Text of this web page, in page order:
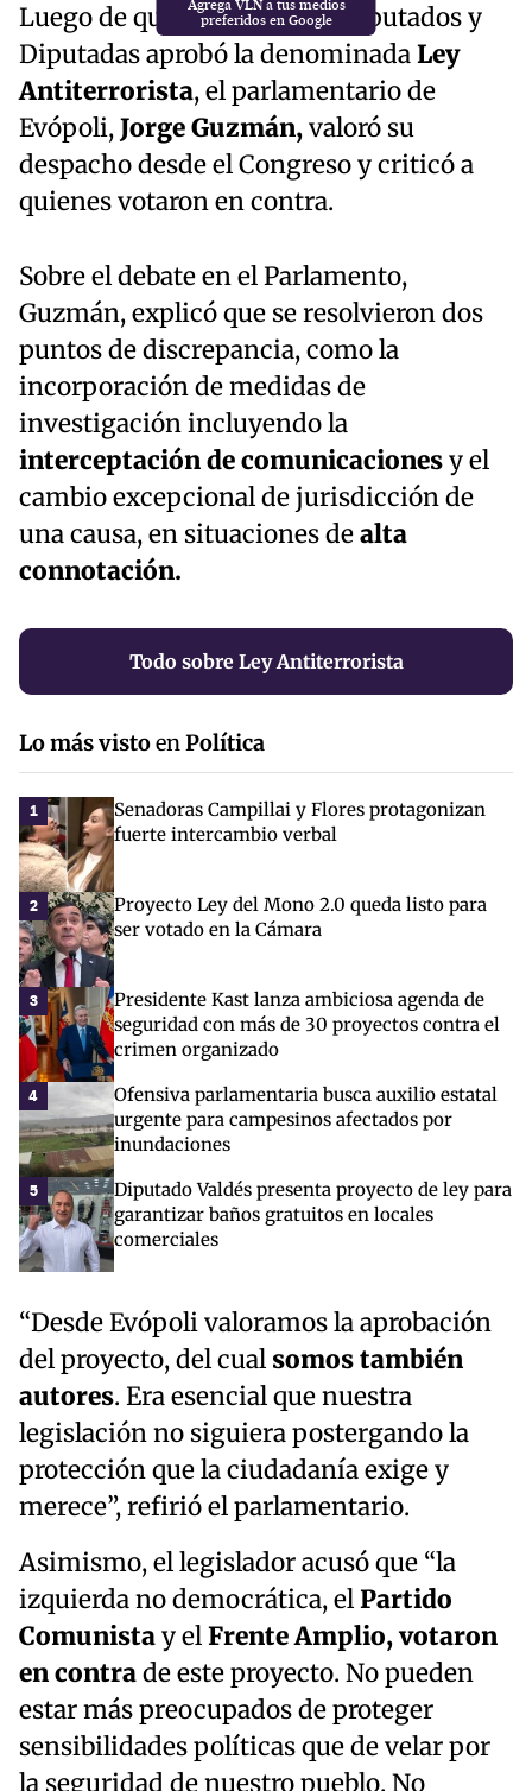
Luego de que la Cámara de Diputados y
Diputadas aprobó la denominadaLey
Antiterrorista, el parlamentario de
Evópoli,Jorge Guzmán,valoró su
despacho desde el Congreso y criticó a
quienes votaron en contra.
Sobre el debate en el Parlamento,
Guzmán, explicó que se resolvieron dos
puntos de discrepancia, como la
incorporación de medidas de
investigación incluyendo la
interceptación de comunicacionesy el
cambio excepcional de jurisdicción de
una causa, en situaciones dealta
connotación.
Todo sobre Ley Antiterrorista
Lo más vistoenPolítica
1
Senadoras Campillai y Flores protagonizan
fuerte intercambio verbal
2
Proyecto Ley del Mono 2.0 queda listo para
ser votado en la Cámara
3
Presidente Kast lanza ambiciosa agenda de
seguridad con más de 30 proyectos contra el
crimen organizado
4
Ofensiva parlamentaria busca auxilio estatal
urgente para campesinos afectados por
inundaciones
5
Diputado Valdés presenta proyecto de ley para
garantizar baños gratuitos en locales
comerciales
“Desde Evópoli valoramos la aprobación
del proyecto, del cual somos también
autores. Era esencial que nuestra
legislación no siguiera postergando la
protección que la ciudadanía exige y
merece”, refirió el parlamentario.
Asimismo, el legislador acusó que “la
izquierda no democrática, elPartido
Comunistay elFrente Amplio, votaron
en contrade este proyecto. No pueden
estar más preocupados de proteger
sensibilidades políticas que de velar por
la seguridad de nuestro pueblo. No